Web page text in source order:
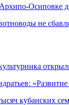
Осиповке
не
кубанских